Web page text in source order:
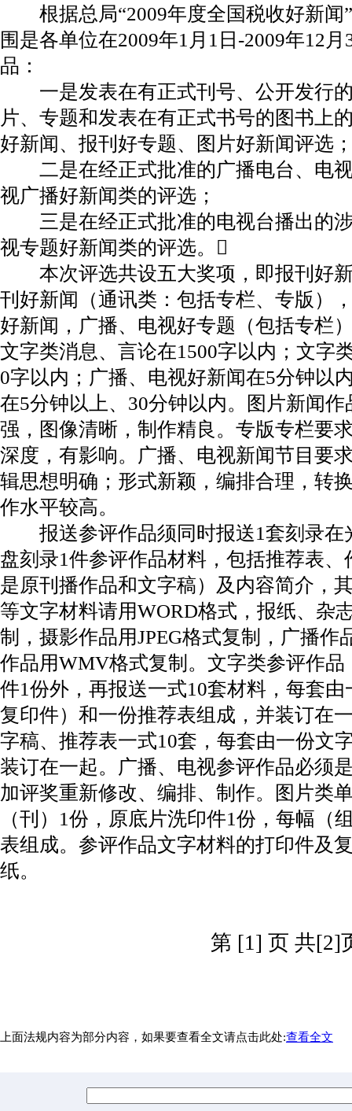
根据总局“2009年度全国税收好新闻
围是各单位在2009年1月1日-2009年12
品：
一是发表在有正式刊号、公开发行的
片、专题和发表在有正式书号的图书上
好新闻、报刊好专题、图片好新闻评选
二是在经正式批准的广播电台、电视
视广播好新闻类的评选；
三是在经正式批准的电视台播出的涉
视专题好新闻类的评选。
本次评选共设五大奖项，即报刊好新
刊好新闻（通讯类：包括专栏、专版）
好新闻，广播、电视好专题（包括专栏
文字类消息、言论在1500字以内；文字
0字以内；广播、电视好新闻在5分钟以
在5分钟以上、30分钟以内。图片新闻
强，图像清晰，制作精良。专版专栏要
深度，有影响。广播、电视新闻节目要
辑思想明确；形式新颖，编排合理，转
作水平较高。
报送参评作品须同时报送1套刻录在
盘刻录1件参评作品材料，包括推荐表
是原刊播作品和文字稿）及内容简介，
等文字材料请用WORD格式，报纸、杂
制，摄影作品用JPEG格式复制，广播
作品用WMV格式复制。文字类参评作
件1份外，再报送一式10套材料，每套
复印件）和一份推荐表组成，并装订在
字稿、推荐表一式10套，每套由一份文
装订在一起。广播、电视参评作品必须
加评奖重新修改、编排、制作。图片类
（刊）1份，原底片洗印件1份，每幅（
表组成。参评作品文字材料的打印件及
纸。
第 [1] 页 共[2]
上面法规内容为部分内容，如果要查看全文请点击此处:查看全文